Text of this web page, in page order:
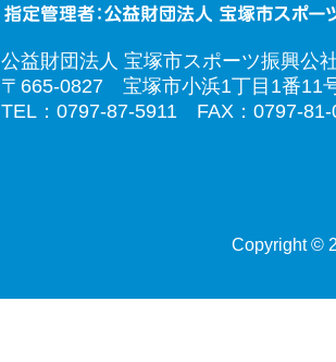
公益財団法人 宝塚市スポーツ振興公
〒665-0827 宝塚市小浜1丁目1番11
TEL：0797-87-5911 FAX：0797-81-
Copyright ©